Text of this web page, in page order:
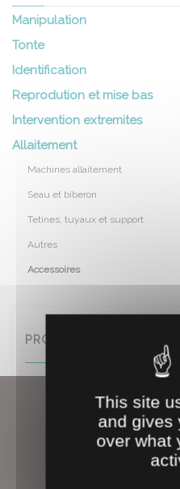
Manipulation
Tonte
Identification
Reprodution et mise bas
Intervention extremites
Allaitement
Machines allaitement
Seau et biberon
Tetines, tuyaux et support
Autres
Accessoires
PROMOS
À
This site
and gives
over what